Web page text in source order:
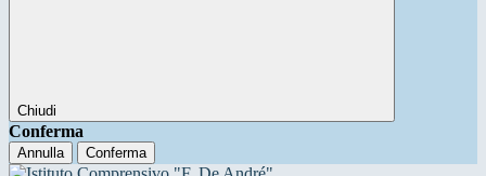
Chiudi
Conferma
Annulla Conferma